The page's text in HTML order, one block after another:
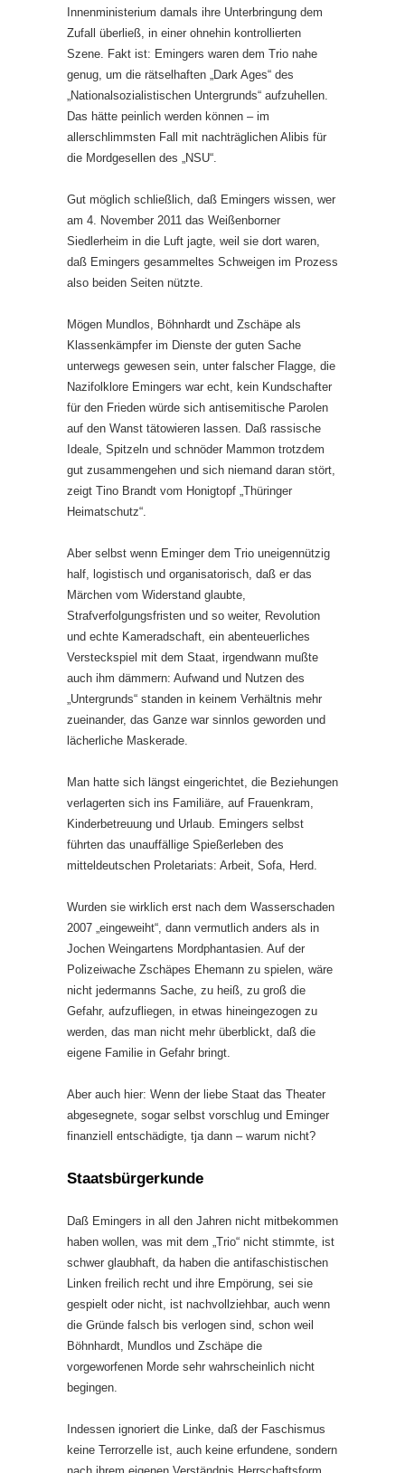
Innenministerium damals ihre Unterbringung dem
Zufall überließ, in einer ohnehin kontrollierten
Szene. Fakt ist: Emingers waren dem Trio nahe
genug, um die rätselhaften „Dark Ages“ des
„Nationalsozialistischen Untergrunds“ aufzuhellen.
Das hätte peinlich werden können – im
allerschlimmsten Fall mit nachträglichen Alibis für
die Mordgesellen des „NSU“.
Gut möglich schließlich, daß Emingers wissen, wer
am 4. November 2011 das Weißenborner
Siedlerheim in die Luft jagte, weil sie dort waren,
daß Emingers gesammeltes Schweigen im Prozess
also beiden Seiten nützte.
Mögen Mundlos, Böhnhardt und Zschäpe als
Klassenkämpfer im Dienste der guten Sache
unterwegs gewesen sein, unter falscher Flagge, die
Nazifolklore Emingers war echt, kein Kundschafter
für den Frieden würde sich antisemitische Parolen
auf den Wanst tätowieren lassen. Daß rassische
Ideale, Spitzeln und schnöder Mammon trotzdem
gut zusammengehen und sich niemand daran stört,
zeigt Tino Brandt vom Honigtopf „Thüringer
Heimatschutz“.
Aber selbst wenn Eminger dem Trio uneigennützig
half, logistisch und organisatorisch, daß er das
Märchen vom Widerstand glaubte,
Strafverfolgungsfristen und so weiter, Revolution
und echte Kameradschaft, ein abenteuerliches
Versteckspiel mit dem Staat, irgendwann mußte
auch ihm dämmern: Aufwand und Nutzen des
„Untergrunds“ standen in keinem Verhältnis mehr
zueinander, das Ganze war sinnlos geworden und
lächerliche Maskerade.
Man hatte sich längst eingerichtet, die Beziehungen
verlagerten sich ins Familiäre, auf Frauenkram,
Kinderbetreuung und Urlaub. Emingers selbst
führten das unauffällige Spießerleben des
mitteldeutschen Proletariats: Arbeit, Sofa, Herd.
Wurden sie wirklich erst nach dem Wasserschaden
2007 „eingeweiht“, dann vermutlich anders als in
Jochen Weingartens Mordphantasien. Auf der
Polizeiwache Zschäpes Ehemann zu spielen, wäre
nicht jedermanns Sache, zu heiß, zu groß die
Gefahr, aufzufliegen, in etwas hineingezogen zu
werden, das man nicht mehr überblickt, daß die
eigene Familie in Gefahr bringt.
Aber auch hier: Wenn der liebe Staat das Theater
abgesegnete, sogar selbst vorschlug und Eminger
finanziell entschädigte, tja dann – warum nicht?
Staatsbürgerkunde
Daß Emingers in all den Jahren nicht mitbekommen
haben wollen, was mit dem „Trio“ nicht stimmte, ist
schwer glaubhaft, da haben die antifaschistischen
Linken freilich recht und ihre Empörung, sei sie
gespielt oder nicht, ist nachvollziehbar, auch wenn
die Gründe falsch bis verlogen sind, schon weil
Böhnhardt, Mundlos und Zschäpe die
vorgeworfenen Morde sehr wahrscheinlich nicht
begingen.
Indessen ignoriert die Linke, daß der Faschismus
keine Terrorzelle ist, auch keine erfundene, sondern